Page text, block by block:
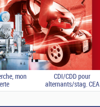
mon
CDI/CDD pour
alternants/stag. CEA